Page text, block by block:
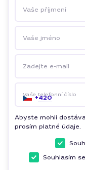
Vaše příjmení
Vaše jméno
Zadejte e-mail
Vaše telefonní číslo
+420
Abyste mohli
prosím platné údaje.
Souhlasím se